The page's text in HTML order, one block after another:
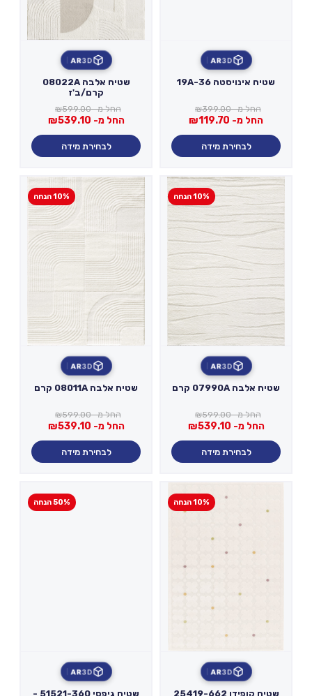
3D
AR
שטיח אינויסטה 19A-36
החל מ- ₪399.00
החל מ- ₪119.70
לבחירת מידה
3D
AR
שטיח אלבה 08022A
קרם/ב'ז
החל מ- ₪599.00
החל מ- ₪539.10
לבחירת מידה
10% הנחה
3D
AR
שטיח אלבה 07990A קרם
החל מ- ₪599.00
החל מ- ₪539.10
לבחירת מידה
10% הנחה
3D
AR
שטיח אלבה 08011A קרם
החל מ- ₪599.00
החל מ- ₪539.10
לבחירת מידה
10% הנחה
3D
AR
שטיח קופידו 25419-662
50% הנחה
3D
AR
שטיח גיפסי 51521-360 -